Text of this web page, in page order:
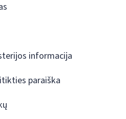
informacija
paraiška